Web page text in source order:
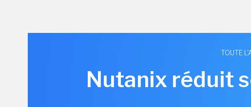
TOUTE
Nutanix réduit